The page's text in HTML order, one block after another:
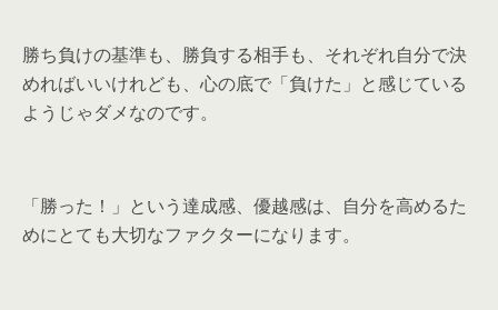
勝ち負けの基準も、勝負する相手も、それぞれ自分で決
めればいいけれども、心の底で「負けた」と感じている
ようじゃダメなのです。
「勝った！」という達成感、優越感は、自分を高めるた
めにとても大切なファクターになります。